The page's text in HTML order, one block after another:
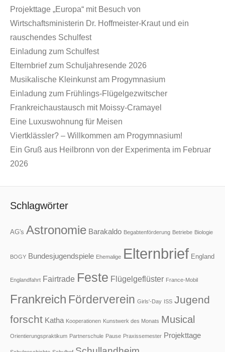
Projekttage „Europa“ mit Besuch von
Wirtschaftsministerin Dr. Hoffmeister-Kraut und ein
rauschendes Schulfest
Einladung zum Schulfest
Elternbrief zum Schuljahresende 2026
Musikalische Kleinkunst am Progymnasium
Einladung zum Frühlings-Flügelgezwitscher
Frankreichaustausch mit Moissy-Cramayel
Eine Luxuswohnung für Meisen
Viertklässler? – Willkommen am Progymnasium!
Ein Gruß aus Heilbronn von der Experimenta im Februar
2026
Schlagwörter
AG's Astronomie Barakaldo Begabtenförderung Betriebe Biologie
BOGY Bundesjugendspiele Ehemalige Elternbrief England
Englandfahrt Fairtrade Feste Flügelgeflüster France-Mobil
Frankreich Förderverein Girls'-Day ISS Jugend
forscht Katha Kooperationen Kunstwerk des Monats Musical
Orientierungspraktikum Partnerschule Pause Praxissemester Projekttage